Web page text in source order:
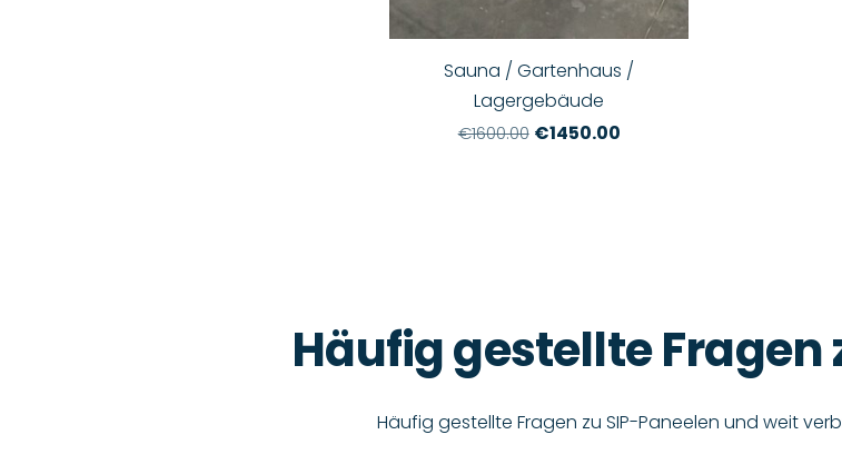
Sauna / Gartenhaus /
Lagergebäude
€1600.00 €1450.00
Häufig gestellte Fragen
Häufig gestellte Fragen zu SIP-Paneelen und weit